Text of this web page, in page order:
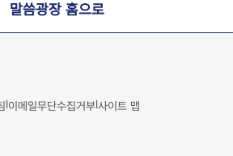
말씀광장 홈으로
이메일무단수집거부사이트 맵